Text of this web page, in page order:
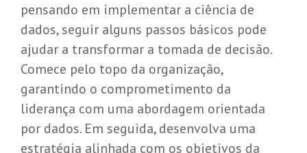
pensando em implementar a ciência de
dados, seguir alguns passos básicos pode
ajudar a transformar a tomada de decisão.
Comece pelo topo da organização,
garantindo o comprometimento da
liderança com uma abordagem orientada
por dados. Em seguida, desenvolva uma
estratégia alinhada com os objetivos da